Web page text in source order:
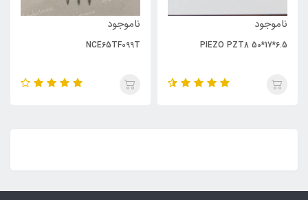
ناموجود
PIEZO PZT8 50*17*6.5
ناموجود
NCE65TF099T